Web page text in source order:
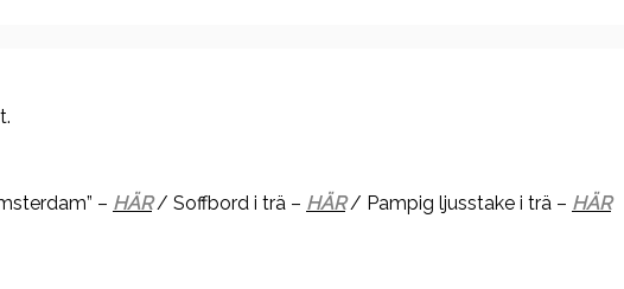
– HÄR/ Soffbord i trä – HÄR/ Pampig ljusstake i trä – HÄR